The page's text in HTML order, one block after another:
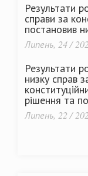
Результати
справи за
постановив
Липень, 24 /
Результати
низку справ
рішення та
Липень, 22 /